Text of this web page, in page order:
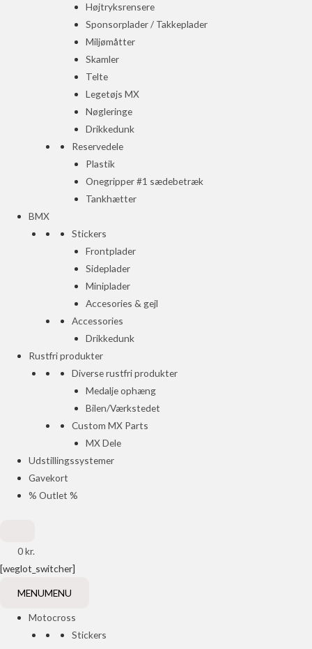
Højtryksrensere
Sponsorplader / Takkeplader
Miljømåtter
Skamler
Telte
Legetøjs MX
Nøgleringe
Drikkedunk
Reservedele
Plastik
Onegripper #1 sædebetræk
Tankhætter
BMX
Stickers
Frontplader
Sideplader
Miniplader
Accesories & gejl
Accessories
Drikkedunk
Rustfri produkter
Diverse rustfri produkter
Medalje ophæng
Bilen/Værkstedet
Custom MX Parts
MX Dele
Udstillingssystemer
Gavekort
% Outlet %
0kr.
[weglot_switcher]
MENUMENU
Motocross
Stickers